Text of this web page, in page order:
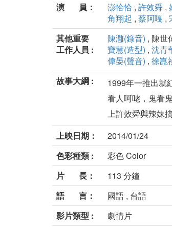
演 員：
澎恰恰 , 許效舜 ,
角翔起 , 蔡阿嘎 ,
其他重要
工作人員 :
陳灉(錄音) , 陳世
寶慧(造型) , 沈青
偉晏(聲音) , 徐崑
故事大綱 :
1999年一推出就
看人呵咾，鬼看
上許效舜與辣妹
上映日期：
2014/01/24
色彩種類 :
彩色 Color
片 長：
113 分鐘
語 言：
國語 , 台語
影片類型 :
劇情片